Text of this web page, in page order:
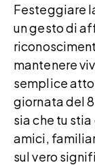
Festeggiare
un gesto di
mantenere
semplice
giornata del
sia che tu
amici,
sul vero